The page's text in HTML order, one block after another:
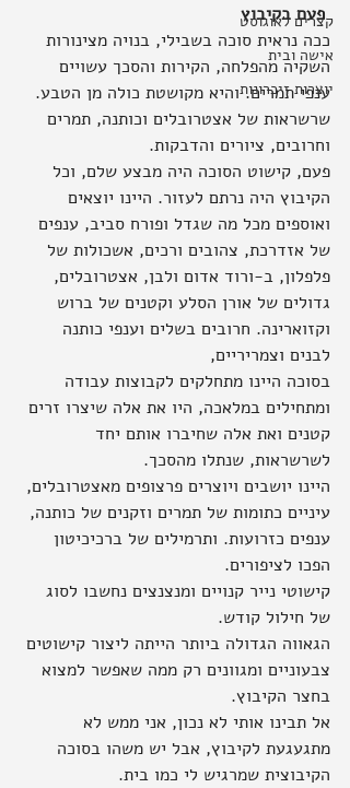
קצרים לאוגוסט
אישה ובית
יוצרות זיכרונות
פעם בקיבוץ
ככה נראית סוכה בשבילי, בנויה מצינורות
השקיה מהפלחה, הקירות והסכך עשויים
ענפי תמרים. והיא מקושטת כולה מן הטבע.
שרשראות של אצטרובלים וכותנה, תמרים
וחרובים, ציורים והדבקות.
פעם, קישוט הסוכה היה מבצע שלם, וכל
הקיבוץ היה נרתם לעזור. היינו יוצאים
ואוספים מכל מה שגדל ופורח סביב, ענפים
של אזדרכת, צהובים ורכים, אשכולות של
פלפלון, ב-ורוד אדום ולבן, אצטרובלים,
גדולים של אורן הסלע וקטנים של ברוש
וקזוארינה. חרובים בשלים וענפי כותנה
לבנים וצמריריים,
בסוכה היינו מתחלקים לקבוצות עבודה
ומתחילים במלאכה, היו את אלה שיצרו זרים
קטנים ואת אלה שחיברו אותם יחד
לשרשראות, שנתלו מהסכך.
היינו יושבים ויוצרים פרצופים מאצטרובלים,
עיניים כתומות של תמרים וזקנים של כותנה,
ענפים כזרועות. ותרמילים של ברכיכיטון
הפכו לציפורים.
קישוטי נייר קנויים ומנצנצים נחשבו לסוג
של חילול קודש.
הגאווה הגדולה ביותר הייתה ליצור קישוטים
צבעוניים ומגוונים רק ממה שאפשר למצוא
בחצר הקיבוץ.
אל תבינו אותי לא נכון, אני ממש לא
מתגעגעת לקיבוץ, אבל יש משהו בסוכה
הקיבוצית שמרגיש לי כמו בית.